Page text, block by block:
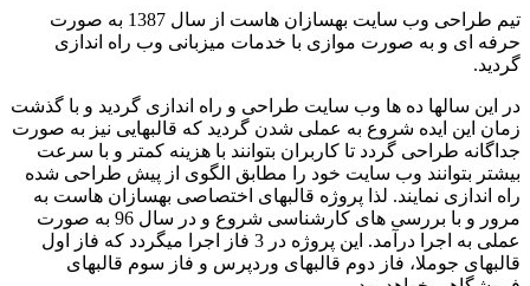
تیم طراحی وب سایت بهسازان هاست از سال 1387 به صورت
حرفه ای و به صورت موازی با خدمات میزبانی وب راه اندازی
گردید.
در این سالها ده ها وب سایت طراحی و راه اندازی گردید و با گذشت
زمان این ایده شروع به عملی شدن گردید که قالبهایی نیز به صورت
جداگانه طراحی گردد تا کاربران بتوانند با هزینه کمتر و با سرعت
بیشتر بتوانند وب سایت خود را مطابق الگوی از پیش طراحی شده
راه اندازی نمایند. لذا پروژه قالبهای اختصاصی بهسازان هاست به
مرور و با بررسی های کارشناسی شروع و در سال 96 به صورت
عملی به اجرا درآمد. این پروژه در 3 فاز اجرا میگردد که فاز اول
قالبهای جوملا، فاز دوم قالبهای وردپرس و فاز سوم قالبهای